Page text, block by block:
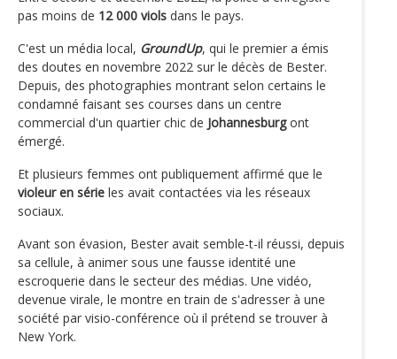
pas moins de 12 000 viols dans le pays.
C'est un média local, GroundUp, qui le premier a émis
des doutes en novembre 2022 sur le décès de Bester.
Depuis, des photographies montrant selon certains le
condamné faisant ses courses dans un centre
commercial d'un quartier chic de Johannesburgont
émergé.
Et plusieurs femmes ont publiquement affirmé que le
violeur en série les avait contactées via les réseaux
sociaux.
Avant son évasion, Bester avait semble-t-il réussi, depuis
sa cellule, à animer sous une fausse identité une
escroquerie dans le secteur des médias. Une vidéo,
devenue virale, le montre en train de s'adresser à une
société par visio-conférence où il prétend se trouver à
New York.